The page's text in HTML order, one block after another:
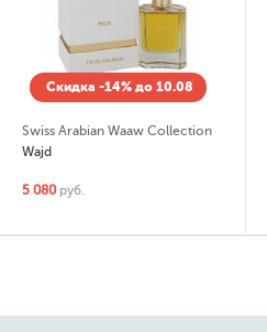
Скидка -14% до 10.08
Swiss Arabian Waaw Collection
Wajd
5 080 руб.